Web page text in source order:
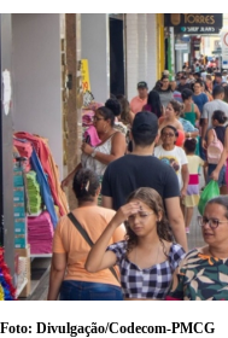
Foto: Divulgação/Codecom-PMCG